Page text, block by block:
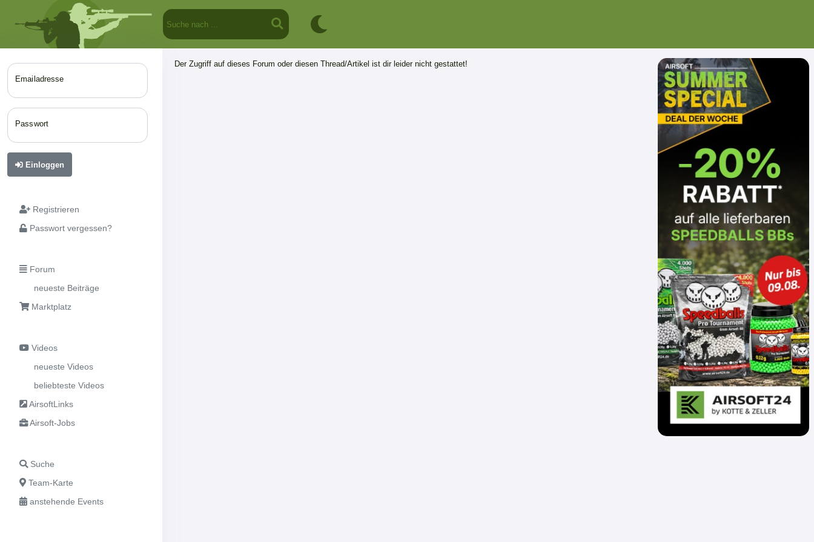
Emailadresse
Passwort
Einloggen
Registrieren
Passwort vergessen?
Forum
neueste Beiträge
Marktplatz
Videos
neueste Videos
beliebteste Videos
AirsoftLinks
Airsoft-Jobs
Suche
Team-Karte
anstehende Events
Der Zugriff auf dieses Forum oder diesen Thread/Artikel ist dir leider nicht gestattet!